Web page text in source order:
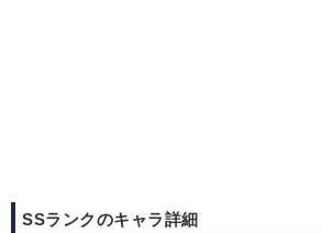
SSランクのキャラ詳細